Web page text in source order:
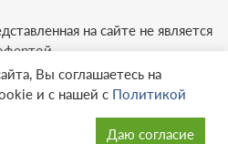
на сайте не является
Вы соглашаетесь на
и с нашей с Политикой
Даю согласие